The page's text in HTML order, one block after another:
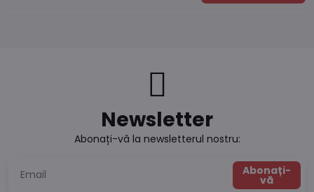
Newsletter
Abonați-vă la newsletterul nostru:
Abonați-
vă